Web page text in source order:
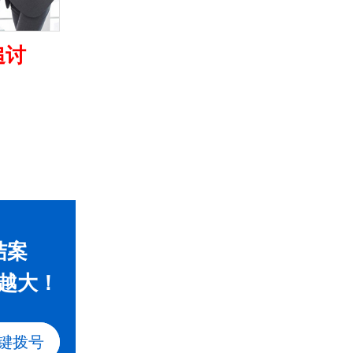
讨
案
大！
拨号